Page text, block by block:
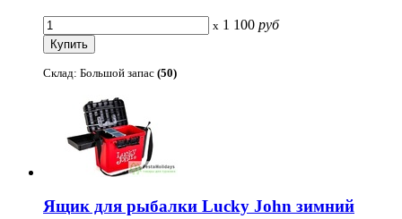
x 1 100 руб
Склад: Большой запас (50)
Ящик для рыбалки Lucky John зимний